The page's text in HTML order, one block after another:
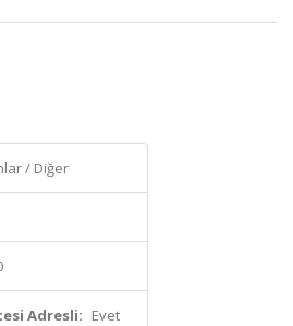
/ Diğer
Adresli: Evet